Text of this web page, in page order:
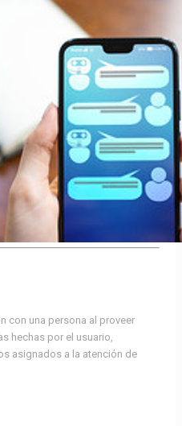
con una persona al proveer
hechas por el usuario,
asignados a la atención de